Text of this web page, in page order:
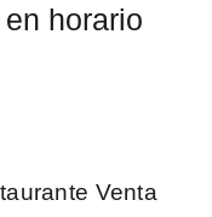
horario
Venta